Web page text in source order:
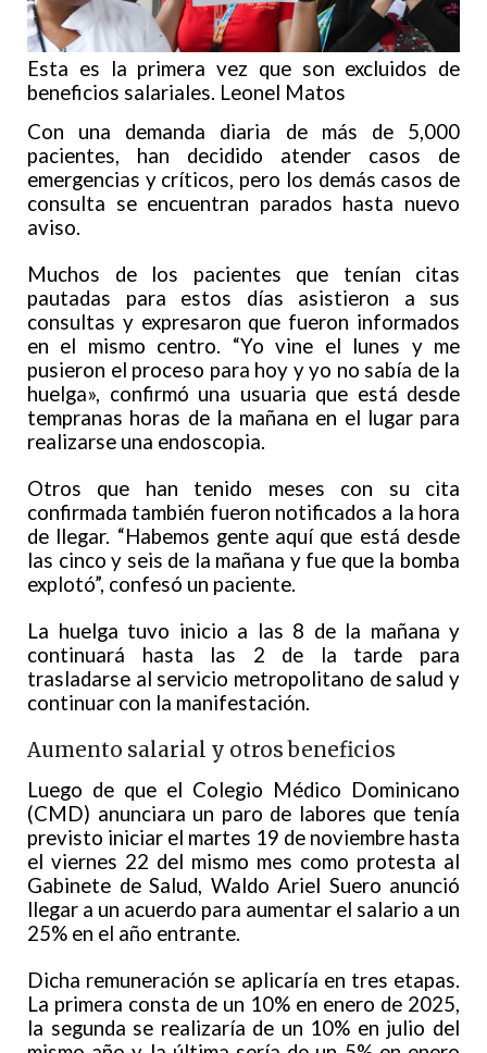
Esta es la primera vez que son excluidos de
beneficios salariales. Leonel Matos
Con una demanda diaria de más de 5,000
pacientes, han decidido atender casos de
emergencias y críticos, pero los demás casos de
consulta se encuentran parados hasta nuevo
aviso.
Muchos de los pacientes que tenían citas
pautadas para estos días asistieron a sus
consultas y expresaron que fueron informados
en el mismo centro. “Yo vine el lunes y me
pusieron el proceso para hoy y yo no sabía de la
huelga», confirmó una usuaria que está desde
tempranas horas de la mañana en el lugar para
realizarse una endoscopia.
Otros que han tenido meses con su cita
confirmada también fueron notificados a la hora
de llegar. “Habemos gente aquí que está desde
las cinco y seis de la mañana y fue que la bomba
explotó”, confesó un paciente.
La huelga tuvo inicio a las 8 de la mañana y
continuará hasta las 2 de la tarde para
trasladarse al servicio metropolitano de salud y
continuar con la manifestación.
Aumento salarial y otros beneficios
Luego de que el Colegio Médico Dominicano
(CMD) anunciara un paro de labores que tenía
previsto iniciar el martes 19 de noviembre hasta
el viernes 22 del mismo mes como protesta al
Gabinete de Salud, Waldo Ariel Suero anunció
llegar a un acuerdo para aumentar el salario a un
25% en el año entrante.
Dicha remuneración se aplicaría en tres etapas.
La primera consta de un 10% en enero de 2025,
la segunda se realizaría de un 10% en julio del